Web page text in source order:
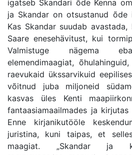
igatseb Skandari õde Kenna
ja Skandar on otsustanud õde
Kas Skandar suudab
Saare enesehävitust, kui
Valmistuge nägema
elemendimaagiat,
raevukaid ükssarvikuid
võitnud juba miljoneid
kasvas üles Kenti
fantaasiamaailmades ja
Enne kirjanikutööle
juristina, kuni taipas, et
maagiat. „Skandar ja